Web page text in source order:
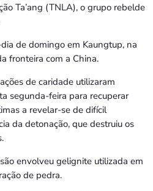
Ta’ang (TNLA), o grupo rebelde
de domingo em Kaungtup, na
fronteira com a China.
de caridade utilizaram
segunda-feira para recuperar
a revelar-se de difícil
da detonação, que destruiu os
envolveu gelignite utilizada em
de pedra.